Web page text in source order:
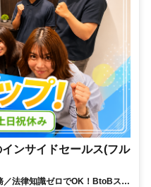
ンサイドセールス(フル
／法律知識ゼロでOK！BtoBスキ